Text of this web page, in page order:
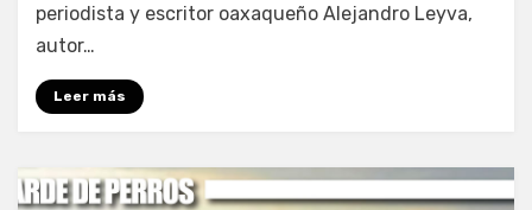
periodista y escritor oaxaqueño Alejandro Leyva,
autor…
Leer más